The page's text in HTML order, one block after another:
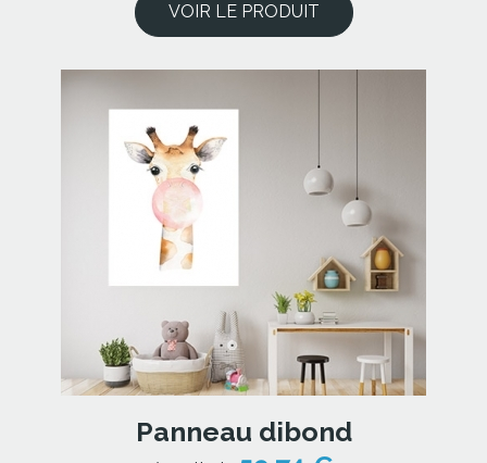
VOIR LE PRODUIT
Panneau dibond